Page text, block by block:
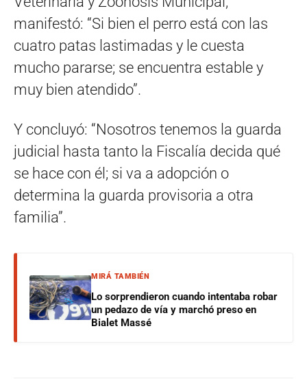
manifestó: “Si bien el perro está con las
cuatro patas lastimadas y le cuesta
mucho pararse; se encuentra estable y
muy bien atendido”.
Y concluyó: “Nosotros tenemos la guarda
judicial hasta tanto la Fiscalía decida qué
se hace con él; si va a adopción o
determina la guarda provisoria a otra
familia”.
MIRÁ TAMBIÉN
Lo sorprendieron cuando intentaba robar
un pedazo de vía y marchó preso en
Bialet Massé